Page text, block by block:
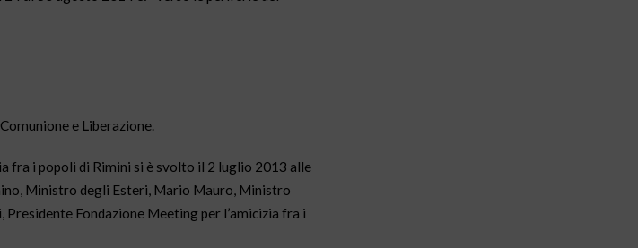
e Liberazione.
fra i popoli di Rimini si è svolto il 2 luglio 2013 alle
Ministro degli Esteri, Mario Mauro, Ministro
Fondazione Meeting per l’amicizia fra i